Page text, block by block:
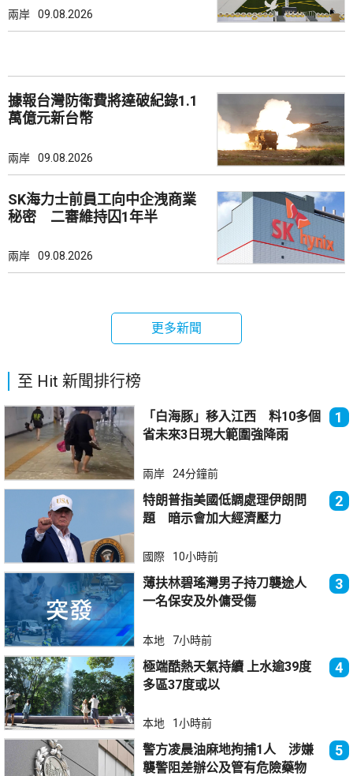
兩岸 09.08.2026
據報台灣防衛費將達破紀錄1.1
萬億元新台幣
兩岸 09.08.2026
SK海力士前員工向中企洩商業
秘密 二審維持囚1年半
兩岸 09.08.2026
更多新聞
至 Hit 新聞排行榜
「白海豚」移入江西 料10多個
省未來3日現大範圍強降雨
1
兩岸 24分鐘前
特朗普指美國低調處理伊朗問
題 暗示會加大經濟壓力
2
國際 10小時前
薄扶林碧瑤灣男子持刀襲途人
一名保安及外傭受傷
3
本地 7小時前
極端酷熱天氣持續 上水逾39度
多區37度或以
4
本地 1小時前
警方凌晨油麻地拘捕1人 涉嫌
襲警阻差辦公及管有危險藥物
5